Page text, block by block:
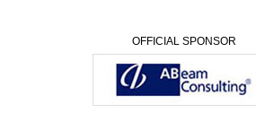
OFFICIAL SPONSOR